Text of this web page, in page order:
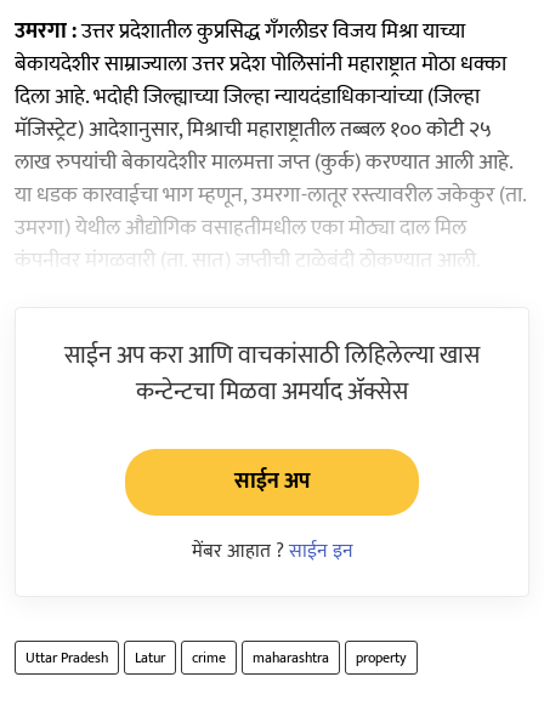
​उमरगा :उत्तर प्रदेशातील कुप्रसिद्ध गँगलीडर विजय मिश्रा याच्या
बेकायदेशीर साम्राज्याला उत्तर प्रदेश पोलिसांनी महाराष्ट्रात मोठा धक्का
दिला आहे. भदोही जिल्ह्याच्या जिल्हा न्यायदंडाधिकाऱ्यांच्या (जिल्हा
मॅजिस्ट्रेट) आदेशानुसार, मिश्राची महाराष्ट्रातील तब्बल १०० कोटी २५
लाख रुपयांची बेकायदेशीर मालमत्ता जप्त (कुर्क) करण्यात आली आहे.
या धडक कारवाईचा भाग म्हणून, उमरगा-लातूर रस्त्यावरील जकेकुर (ता.
उमरगा) येथील औद्योगिक वसाहतीमधील एका मोठ्या दाल मिल
कंपनीवर मंगळवारी (ता. सात) जप्तीची टाळेबंदी ठोकण्यात आली.
साईन अप करा आणि वाचकांसाठी लिहिलेल्या खास
कन्टेन्टचा मिळवा अमर्याद ॲक्सेस
साईन अप
मेंबर आहात ?साईन इन
Uttar Pradesh Latur crime maharashtra property